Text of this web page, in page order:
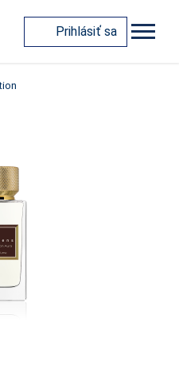
Prihlásiť sa